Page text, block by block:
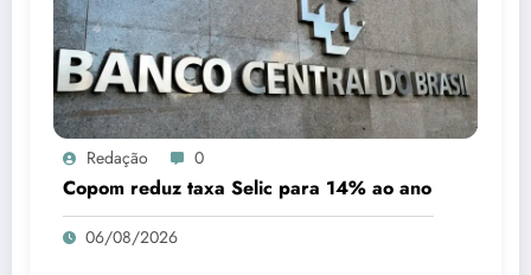
Redação 0
Copom reduz taxa Selic para 14% ao ano
06/08/2026